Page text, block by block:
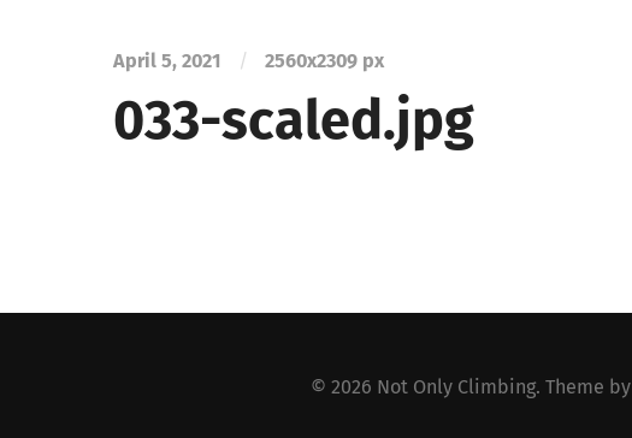
April 5, 2021 / 2560x2309 px
033-scaled.jpg
© 2026 Not Only Climbing. Theme by